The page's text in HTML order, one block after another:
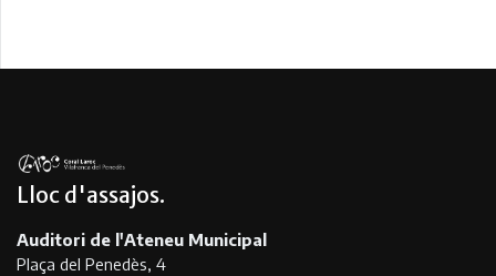
Lloc d'assajos
Auditori de l'Ateneu Municipal
Plaça del Penedès, 4